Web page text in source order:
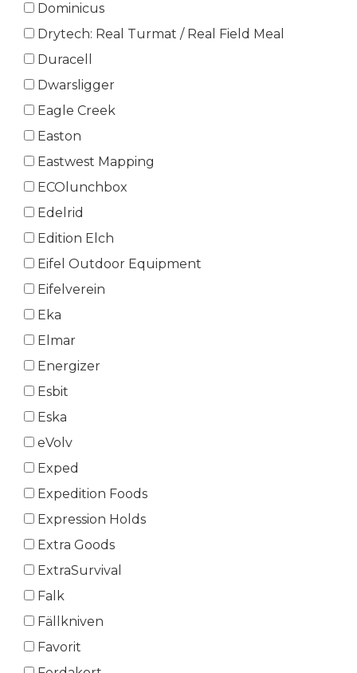
Dominicus
Drytech: Real Turmat / Real Field Meal
Duracell
Dwarsligger
Eagle Creek
Easton
Eastwest Mapping
ECOlunchbox
Edelrid
Edition Elch
Eifel Outdoor Equipment
Eifelverein
Eka
Elmar
Energizer
Esbit
Eska
eVolv
Exped
Expedition Foods
Expression Holds
Extra Goods
ExtraSurvival
Falk
Fällkniven
Favorit